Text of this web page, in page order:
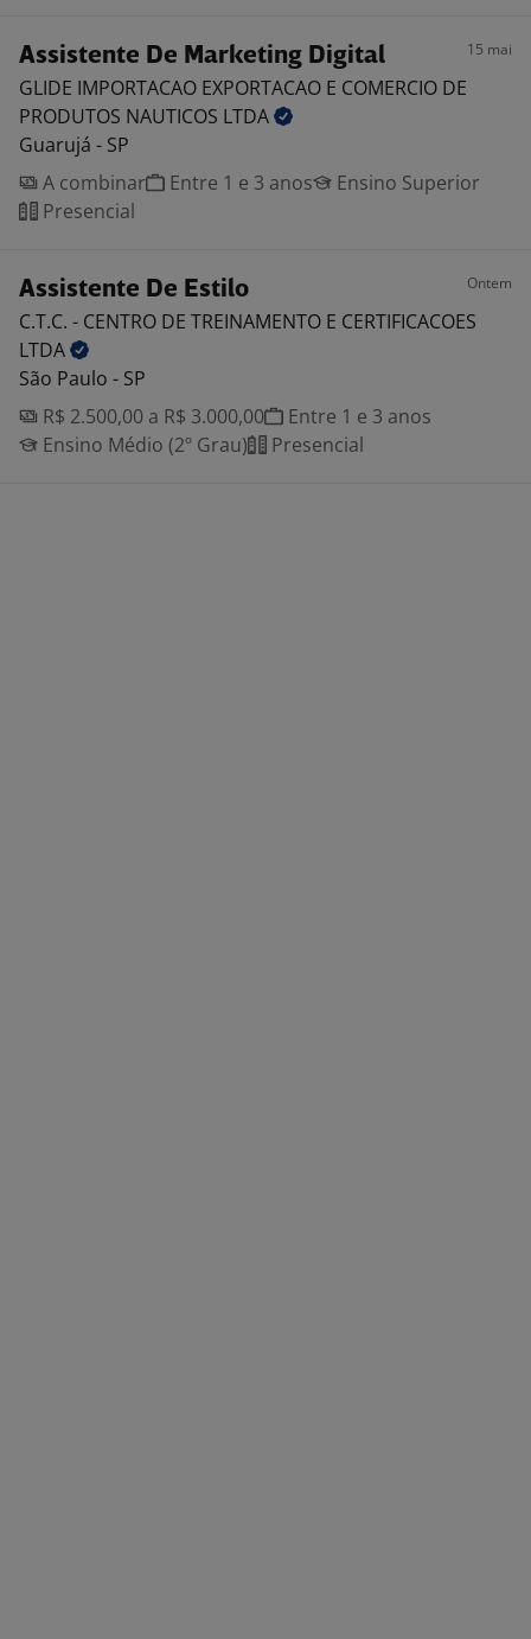
Assistente De Marketing Digital 15 mai
GLIDE IMPORTACAO EXPORTACAO E COMERCIO DE
PRODUTOS NAUTICOS LTDA
Guarujá - SP
A combinar
Entre 1 e 3 anos
Ensino Superior
Presencial
Assistente De Estilo Ontem
C.T.C. - CENTRO DE TREINAMENTO E CERTIFICACOES
LTDA
São Paulo - SP
R$ 2.500,00 a R$ 3.000,00
Entre 1 e 3 anos
Ensino Médio (2º Grau)
Presencial